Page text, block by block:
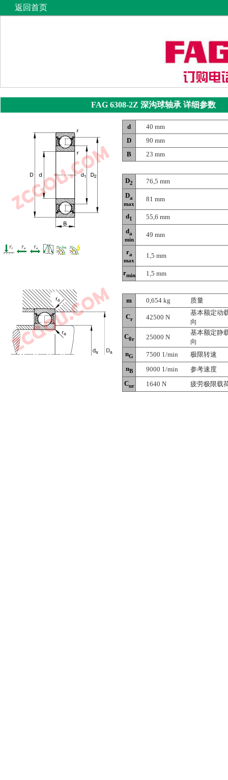
返回首页
FAG 6308-2Z 深沟球轴承详细参数
d
40 mm
D
90 mm
B
23 mm
D2
76,5 mm
Da
max
81 mm
d1
55,6 mm
da
min
49 mm
ra
max
1,5 mm
rmin 1,5 mm
m 0,654 kg 质量
Cr 42500 N
基本额定动
向
C0r 25000 N
基本额定静
向
nG 7500 1/min
极限转速
nB 9000 1/min
参考速度
Cur 1640 N 疲劳极限载